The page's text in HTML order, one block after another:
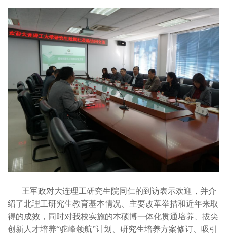
王军政对大连理工研究生院同仁的到访表示欢迎，并介
绍了北理工研究生教育基本情况、主要改革举措和近年来取
得的成效，同时对我校实施的本硕博一体化贯通培养、拔尖
创新人才培养“驼峰领航”计划、研究生培养方案修订、吸引